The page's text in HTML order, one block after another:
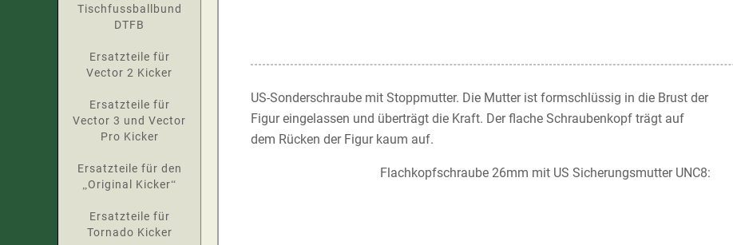
US-Sonderschraube mit Stoppmutter. Die Mutter ist formschlüssig in die Brust der
Figur eingelassen und überträgt die Kraft. Der flache Schraubenkopf trägt auf
dem Rücken der Figur kaum auf.
Flachkopfschraube 26mm mit US Sicherungsmutter UNC8:
Tischfussballbund
DTFB
Ersatzteile für
Vector 2 Kicker
Ersatzteile für
Vector 3 und Vector
Pro Kicker
Ersatzteile für den
„Original Kicker“
Ersatzteile für
Tornado Kicker